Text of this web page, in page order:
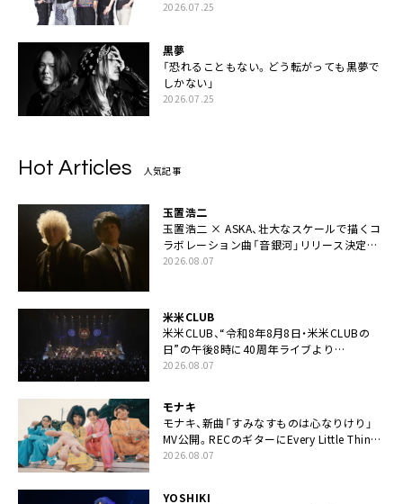
2026.07.25
黒夢
「恐れることもない。どう転がっても黒夢で
しかない」
2026.07.25
Hot Articles 人気記事
玉置浩二
玉置浩二 × ASKA、壮大なスケールで描くコ
ラボレーション曲「音銀河」リリース決定。
カップリングには新曲「命の宿り」収録も
2026.08.07
米米CLUB
米米CLUB、“令和8年8月8日・米米CLUBの
日”の午後8時に40周年ライブより
「FANtachy medley」を88年限定公開
2026.08.07
モナキ
モナキ、新曲「すみなすものは心なりけり」
MV公開。RECのギターにEvery Little Thing・
伊藤一朗参加も
2026.08.07
YOSHIKI